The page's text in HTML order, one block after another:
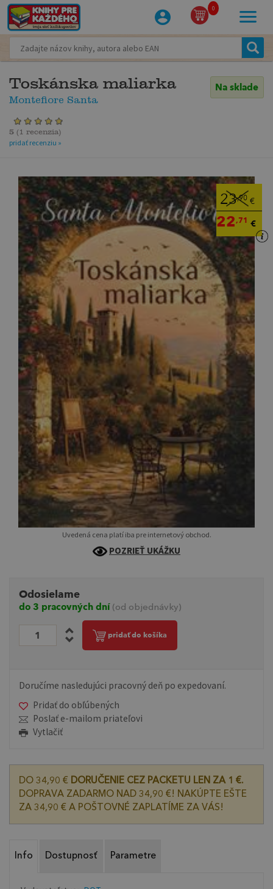
0
Toskánska maliarka
Montefiore Santa
Na sklade
5 ( 1 recenzia)
pridať recenziu »
23,90 €
22,71 €
Uvedená cena platí iba pre internetový obchod.
POZRIEŤ UKÁŽKU
Odosielame
do 3 pracovných dní (od objednávky)
pridať do košíka
Doručíme nasledujúci pracovný deň po expedovaní.
Pridať do obľúbených
Poslať e-mailom priateľovi
Vytlačiť
DO 34,90 € DORUČENIE CEZ PACKETU LEN ZA 1 €.
DOPRAVA ZADARMO NAD 34,90 €! NAKÚPTE EŠTE
ZA 34,90 € A POŠTOVNÉ ZAPLATÍME ZA VÁS!
Info Dostupnosť Parametre